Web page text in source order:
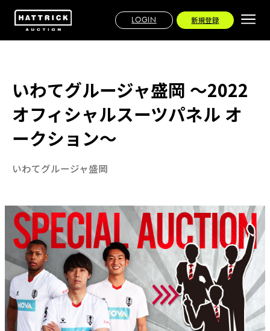
LOGIN 新規登録
いわてグルージャ盛岡 〜2022
オフィシャルスーツパネル オ
ークション〜
いわてグルージャ盛岡